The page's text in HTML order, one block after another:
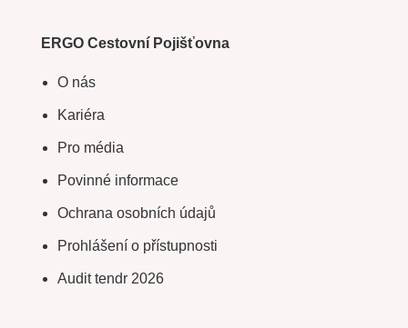
ERGO Cestovní Pojišťovna
O nás
Kariéra
Pro média
Povinné informace
Ochrana osobních údajů
Prohlášení o přístupnosti
Audit tendr 2026